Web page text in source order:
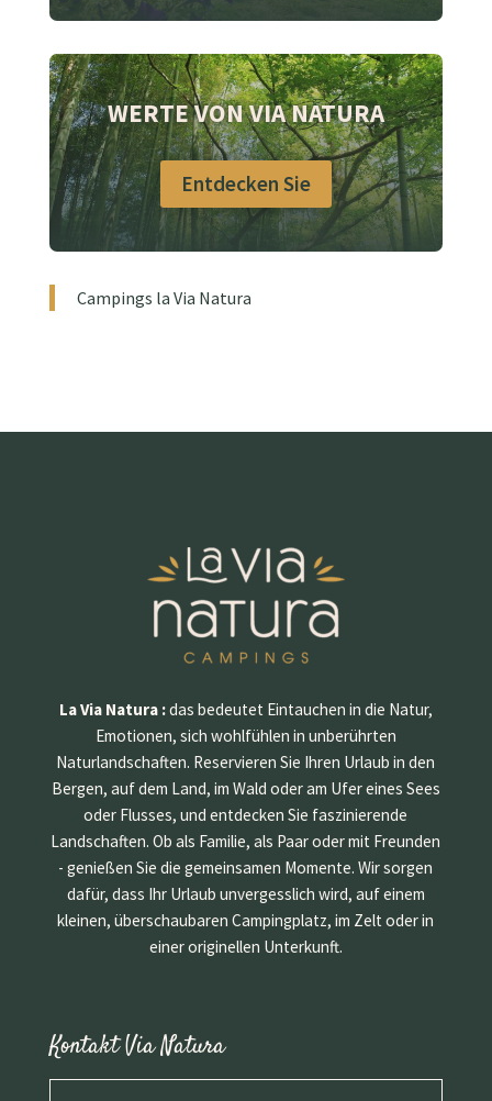
WERTE VON VIA NATURA
Entdecken Sie
Campings la Via Natura
La Via Natura :das bedeutet Eintauchen in die Natur,
Emotionen, sich wohlfühlen in unberührten
Naturlandschaften. Reservieren Sie Ihren Urlaub in den
Bergen, auf dem Land, im Wald oder am Ufer eines Sees
oder Flusses, und entdecken Sie faszinierende
Landschaften. Ob als Familie, als Paar oder mit Freunden
- genießen Sie die gemeinsamen Momente. Wir sorgen
dafür, dass Ihr Urlaub unvergesslich wird, auf einem
kleinen, überschaubaren Campingplatz, im Zelt oder in
einer originellen Unterkunft.
Kontakt Via Natura